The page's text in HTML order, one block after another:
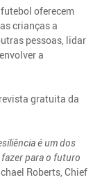
oferecem
crianças a
pessoas, lidar
a
gratuita da
é um dos
para o futuro
Roberts, Chief